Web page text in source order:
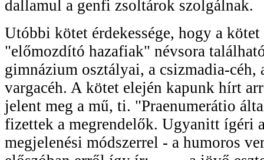
dallamul a genfi zsoltárok szolgálnak.
Utóbbi kötet érdekessége, hogy a
"előmozdító hazafiak" névsora
gimnázium osztályai, a csizmadia-céh,
vargacéh. A kötet elején kapunk hírt
jelent meg a mű, ti. "Praenumerátio
fizettek a megrendelők. Ugyanitt ígéri
megjelenési módszerrel - a humoros